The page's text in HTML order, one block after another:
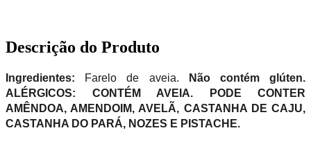
Descrição do Produto
Ingredientes: Farelo de aveia. Não contém glúten.
ALÉRGICOS: CONTÉM AVEIA. PODE CONTER
AMÊNDOA, AMENDOIM, AVELÃ, CASTANHA DE CAJU,
CASTANHA DO PARÁ, NOZES E PISTACHE.